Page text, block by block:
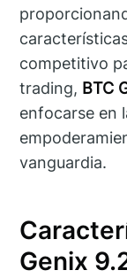
competitivo
trading, BTC
enfocarse en
vanguardia.
Genix